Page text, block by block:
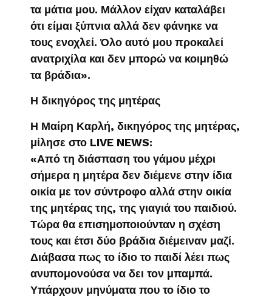
τα μάτια μου. Μάλλον είχαν καταλάβει
ότι είμαι ξύπνια αλλά δεν φάνηκε να
τους ενοχλεί. Όλο αυτό μου προκαλεί
ανατριχίλα και δεν μπορώ να κοιμηθώ
τα βράδια».
Η δικηγόρος της μητέρας
Η Μαίρη Καρλή, δικηγόρος της μητέρας,
μίλησε στο LIVE NEWS:
«Από τη διάσπαση του γάμου μέχρι
σήμερα η μητέρα δεν διέμενε στην ίδια
οικία με τον σύντροφο αλλά στην οικία
της μητέρας της, της γιαγιά του παιδιού.
Τώρα θα επισημοποιούνταν η σχέση
τους και έτσι δύο βράδια διέμειναν μαζί.
Διάβασα πως το ίδιο το παιδί λέει πως
ανυπομονούσα να δει τον μπαμπά.
Υπάρχουν μηνύματα που το ίδιο το